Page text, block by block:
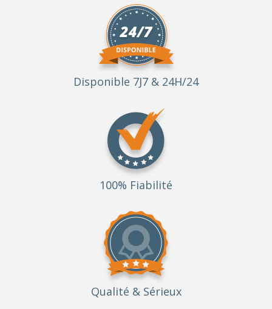
Disponible 7J7 & 24H/24
100% Fiabilité
Qualité & Sérieux